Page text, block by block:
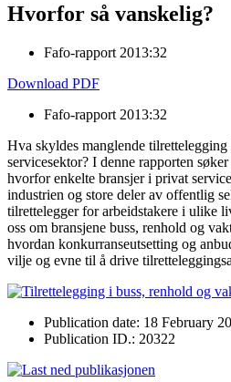
Hvorfor så vanskelig?
Fafo-rapport 2013:32
Download PDF
Fafo-rapport 2013:32
Hva skyldes manglende
servicesektor? I denne rapporten
hvorfor enkelte bransjer i privat
industrien og store deler av offentlig
tilrettelegger for arbeidstakere i ulike
oss om bransjene buss, renhold og
hvordan konkurranseutsetting og
vilje og evne til å drive
Publication date: 18 February
Publication ID.: 20322